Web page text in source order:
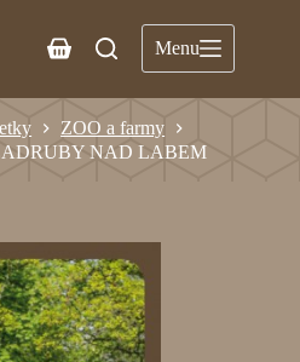
Menu
ZOO a farmy
NAD LABEM